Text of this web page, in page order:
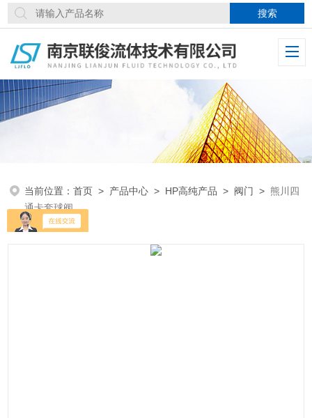
当前位置：首页 > 产品中心 > HP高纯产品 > 阀门 >熊川四
通卡套球阀